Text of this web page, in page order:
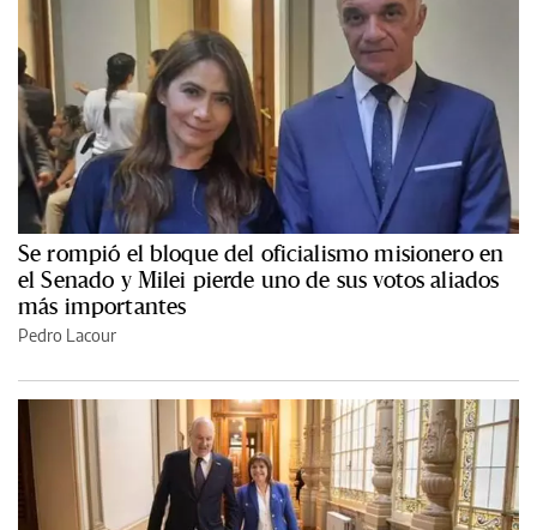
Se rompió el bloque del oficialismo misionero en
el Senado y Milei pierde uno de sus votos aliados
más importantes
Pedro Lacour